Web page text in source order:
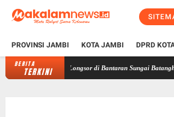
PROVINSI JAMBI KOTA JAMBI DPRD
BERITA
TERKINI
Longsor di Bantaran Sungai Batanghari Ancam